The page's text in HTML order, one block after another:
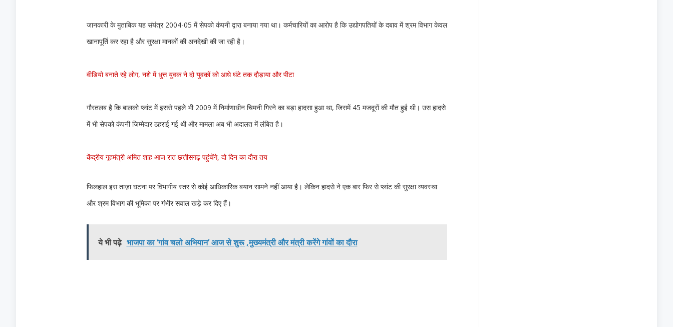
जानकारी के मुताबिक यह संयंत्र 2004-05 में सेपको कंपनी द्वारा बनाया गया था। कर्मचारियों का आरोप है कि उद्योगपतियों के दबाव में श्रम विभाग केवल
खानापूर्ति कर रहा है और सुरक्षा मानकों की अनदेखी की जा रही है।
वीडियो बनाते रहे लोग, नशे में धुत्त युवक ने दो युवकों को आधे घंटे तक दौड़ाया और पीटा
गौरतलब है कि बालको प्लांट में इससे पहले भी 2009 में निर्माणाधीन चिमनी गिरने का बड़ा हादसा हुआ था, जिसमें 45 मजदूरों की मौत हुई थी। उस हादसे
में भी सेपको कंपनी जिम्मेदार ठहराई गई थी और मामला अब भी अदालत में लंबित है।
केंद्रीय गृहमंत्री अमित शाह आज रात छत्तीसगढ़ पहुंचेंगे, दो दिन का दौरा तय
फिलहाल इस ताज़ा घटना पर विभागीय स्तर से कोई आधिकारिक बयान सामने नहीं आया है। लेकिन हादसे ने एक बार फिर से प्लांट की सुरक्षा व्यवस्था
और श्रम विभाग की भूमिका पर गंभीर सवाल खड़े कर दिए हैं।
ये भी पढ़े भाजपा का ‘गांव चलो अभियान’ आज से शुरू ,मुख्यमंत्री और मंत्री करेंगे गांवों का दौरा